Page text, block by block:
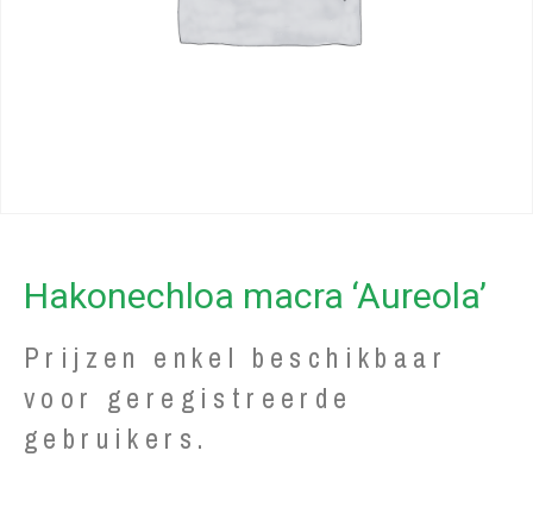
Hakonechloa macra ‘Aureola’
Prijzen enkel beschikbaar
voor geregistreerde
gebruikers.